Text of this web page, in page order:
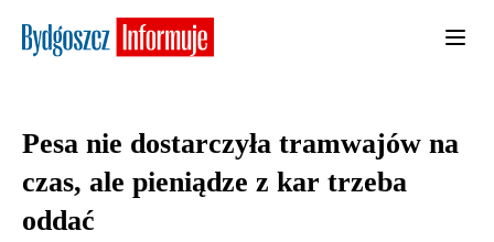
Pesa nie dostarczyła tramwajów na
czas, ale pieniądze z kar trzeba
oddać